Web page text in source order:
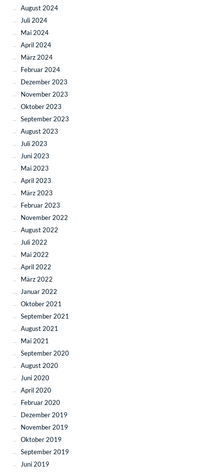
August 2024
Juli 2024
Mai 2024
April 2024
März 2024
Februar 2024
Dezember 2023
November 2023
Oktober 2023
September 2023
August 2023
Juli 2023
Juni 2023
Mai 2023
April 2023
März 2023
Februar 2023
November 2022
August 2022
Juli 2022
Mai 2022
April 2022
März 2022
Januar 2022
Oktober 2021
September 2021
August 2021
Mai 2021
September 2020
August 2020
Juni 2020
April 2020
Februar 2020
Dezember 2019
November 2019
Oktober 2019
September 2019
Juni 2019